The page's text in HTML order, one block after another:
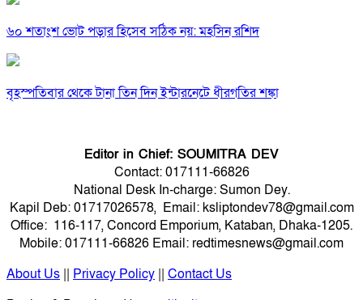
৬০ শতাংশ ভোট পড়ার হিসেব সঠিক নয়: মহসিন রশিদ
বৃহস্পতিবার থেকে টানা তিন দিন ইন্টারনেটে ধীরগতির শঙ্কা
Editor in Chief: SOUMITRA DEV
Contact: 017111-66826
National Desk In-charge: Sumon Dey.
Kapil Deb: 01717026578, Email: ksliptondev78@gmail.com
Office: 116-117, Concord Emporium, Kataban, Dhaka-1205.
Mobile: 017111-66826 Email: redtimesnews@gmail.com
About Us || Privacy Policy || Contact Us